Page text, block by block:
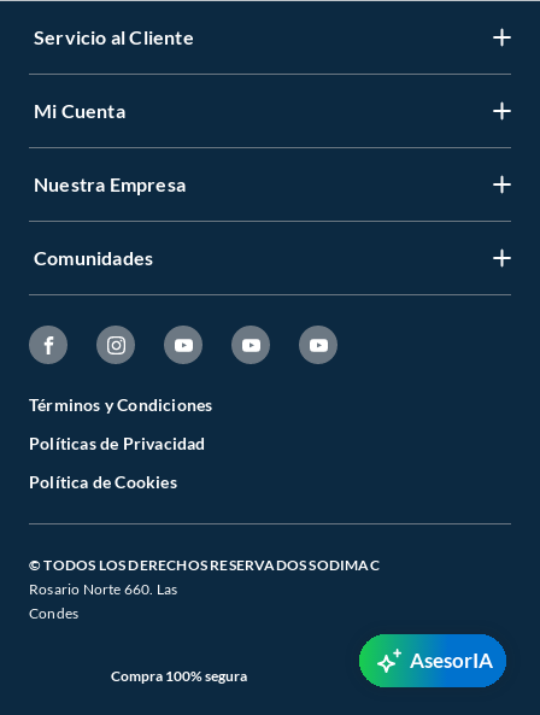
Servicio al Cliente
Mi Cuenta
Nuestra Empresa
Comunidades
Términos y Condiciones
Políticas de Privacidad
Política de Cookies
© TODOS LOS DERECHOS RESERVADOS SODIMAC
Rosario Norte 660. Las
Condes
Compra 100% segura
AsesorIA